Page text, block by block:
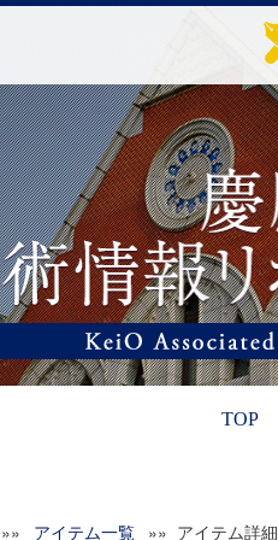
TOP
»» アイテム一覧 »» アイテム詳細